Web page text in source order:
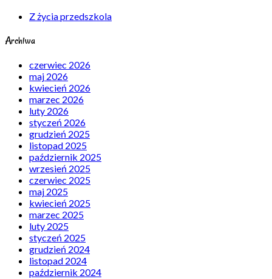
Z życia przedszkola
Archiwa
czerwiec 2026
maj 2026
kwiecień 2026
marzec 2026
luty 2026
styczeń 2026
grudzień 2025
listopad 2025
październik 2025
wrzesień 2025
czerwiec 2025
maj 2025
kwiecień 2025
marzec 2025
luty 2025
styczeń 2025
grudzień 2024
listopad 2024
październik 2024